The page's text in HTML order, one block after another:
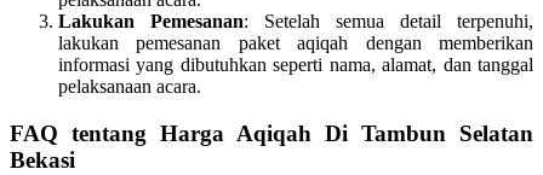
Lakukan Pemesanan: Setelah semua detail terpenuhi,
lakukan pemesanan paket aqiqah dengan memberikan
informasi yang dibutuhkan seperti nama, alamat, dan tanggal
pelaksanaan acara.
FAQ tentang Harga Aqiqah Di Tambun Selatan
Bekasi